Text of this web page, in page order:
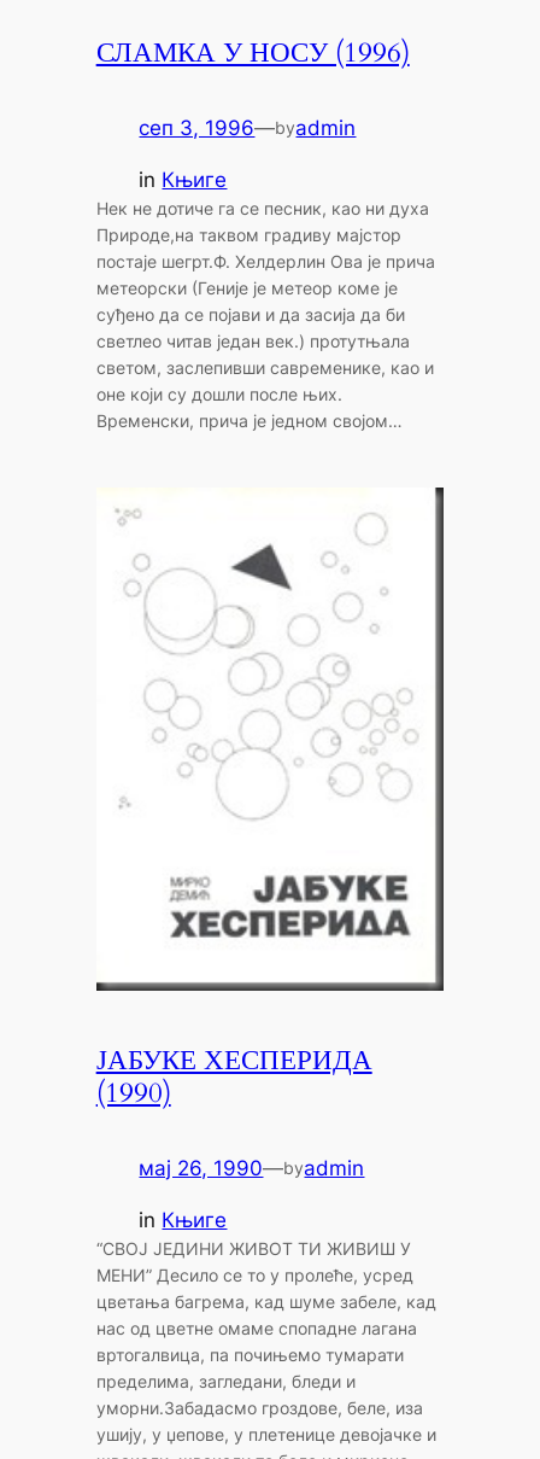
СЛАМКА У НОСУ (1996)
сеп 3, 1996—byadmin
in Књиге
Нек не дотиче га се песник, као ни духа
Природе,на таквом градиву мајстор
постаје шегрт.Ф. Хелдерлин Ова је прича
метеорски (Геније је метеор коме је
суђено да се појави и да засија да би
светлео читав један век.) протутњала
светом, заслепивши савременике, као и
оне који су дошли после њих.
Временски, прича је једном својом…
ЈАБУКЕ ХЕСПЕРИДА
(1990)
мај 26, 1990—byadmin
in Књиге
“СВОЈ ЈЕДИНИ ЖИВОТ ТИ ЖИВИШ У
МЕНИ” Десило се то у пролеће, усред
цветања багрема, кад шуме забеле, кад
нас од цветне омаме спопадне лагана
вртогалвица, па почињемо тумарати
пределима, загледани, бледи и
уморни.Забадасмо гроздове, беле, иза
ушију, у џепове, у плетенице девојачке и